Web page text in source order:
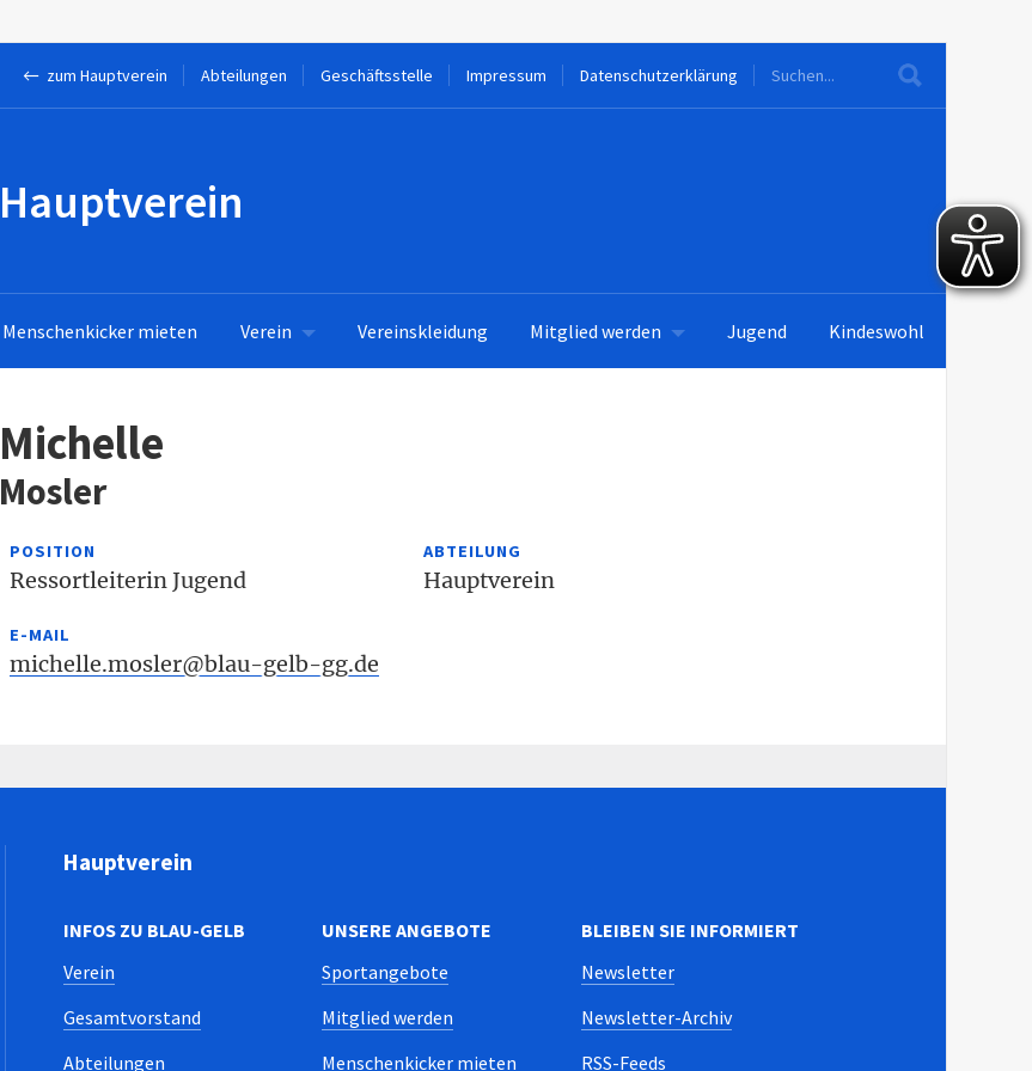
← zum Hauptverein Abteilungen Geschäftsstelle Impressum Datenschutzerklärung
Hauptverein
Menschenkicker mieten Verein Vereinskleidung Mitglied werden Jugend Kindeswohl
Michelle
Mosler
POSITION
Ressortleiterin Jugend
ABTEILUNG
Hauptverein
E-MAIL
michelle.mosler@blau-gelb-gg.de
Hauptverein
INFOS ZU BLAU-GELB
Verein
Gesamtvorstand
Abteilungen
UNSERE ANGEBOTE
Sportangebote
Mitglied werden
Menschenkicker mieten
BLEIBEN SIE INFORMIERT
Newsletter
Newsletter-Archiv
RSS-Feeds